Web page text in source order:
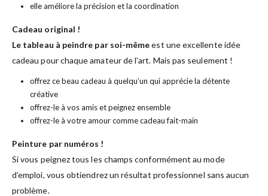
elle améliore la précision et la coordination
Cadeau original !
Le tableau à peindre par soi-mêmeest une excellente idée
cadeau pour chaque amateur de l’art. Mais pas seulement !
offrez ce beau cadeau à quelqu’un qui apprécie la détente
créative
offrez-le à vos amis et peignez ensemble
offrez-le à votre amour comme cadeau fait-main
Peinture par numéros !
Si vous peignez tous les champs conformément au mode
d’emploi, vous obtiendrez un résultat professionnel sans aucun
problème.